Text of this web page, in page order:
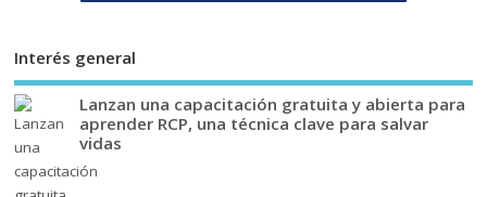
Interés general
Lanzan una capacitación gratuita y abierta para
aprender RCP, una técnica clave para salvar
vidas